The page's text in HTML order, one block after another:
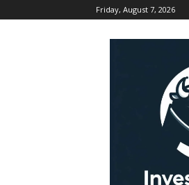
Friday, August 7, 2026